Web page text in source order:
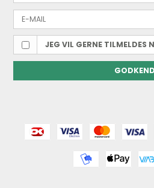
JEG VIL GERNE TILMELDES
GODKEND